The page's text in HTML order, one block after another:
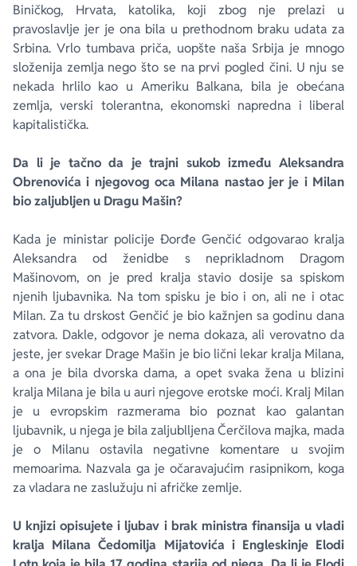
Biničkog, Hrvata, katolika, koji zbog nje prelazi u
pravoslavlje jer je ona bila u prethodnom braku udata za
Srbina. Vrlo tumbava priča, uopšte naša Srbija je mnogo
složenija zemlja nego što se na prvi pogled čini. U nju se
nekada hrlilo kao u Ameriku Balkana, bila je obećana
zemlja, verski tolerantna, ekonomski napredna i liberal
kapitalistička.
Da li je tačno da je trajni sukob između Aleksandra
Obrenovića i njegovog oca Milana nastao jer je i Milan
bio zaljubljen u Dragu Mašin?
Kada je ministar policije Đorđe Genčić odgovarao kralja
Aleksandra od ženidbe s neprikladnom Dragom
Mašinovom, on je pred kralja stavio dosije sa spiskom
njenih ljubavnika. Na tom spisku je bio i on, ali ne i otac
Milan. Za tu drskost Genčić je bio kažnjen sa godinu dana
zatvora. Dakle, odgovor je nema dokaza, ali verovatno da
jeste, jer svekar Drage Mašin je bio lični lekar kralja Milana,
a ona je bila dvorska dama, a opet svaka žena u blizini
kralja Milana je bila u auri njegove erotske moći. Kralj Milan
je u evropskim razmerama bio poznat kao galantan
ljubavnik, u njega je bila zaljublljena Čerčilova majka, mada
je o Milanu ostavila negativne komentare u svojim
memoarima. Nazvala ga je očaravajućim rasipnikom, koga
za vladara ne zaslužuju ni afričke zemlje.
U knjizi opisujete i ljubav i brak ministra finansija u vladi
kralja Milana Čedomilja Mijatovića i Engleskinje Elodi